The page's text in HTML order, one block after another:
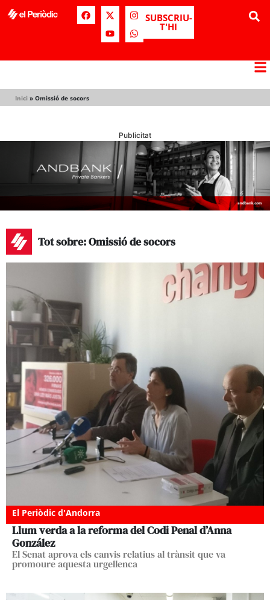
SUBSCRIU-
T'HI
Inici » Omissió de socors
Publicitat
Tot sobre: Omissió de socors
El Periòdic d'Andorra
Llum verda a la reforma del Codi Penal d’Anna
González
El Senat aprova els canvis relatius al trànsit que va
promoure aquesta urgellenca